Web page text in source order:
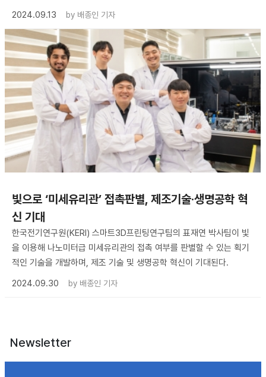
2024.09.13 by 배종인 기자
빛으로 ‘미세유리관’ 접촉판별, 제조기술·생명공학 혁
신 기대
한국전기연구원(KERI) 스마트3D프린팅연구팀의 표재연 박사팀이 빛
을 이용해 나노미터급 미세유리관의 접촉 여부를 판별할 수 있는 획기
적인 기술을 개발하며, 제조 기술 및 생명공학 혁신이 기대된다.
2024.09.30
by 배종인 기자
Newsletter